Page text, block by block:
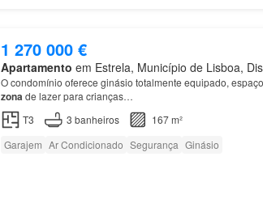
1 270 000 €
Apartamento em Estrela, Município de Lisboa,
O condomínio oferece ginásio totalmente equipado,
zonade lazer para crianças…
T3
3 banheiros
167 m²
Garajem Ar Condicionado Segurança Ginásio